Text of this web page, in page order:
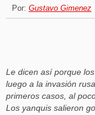
Por: Gustavo Gimenez
Le dicen así porque
luego a la invasión
primeros casos, al
Los yanquis salieron